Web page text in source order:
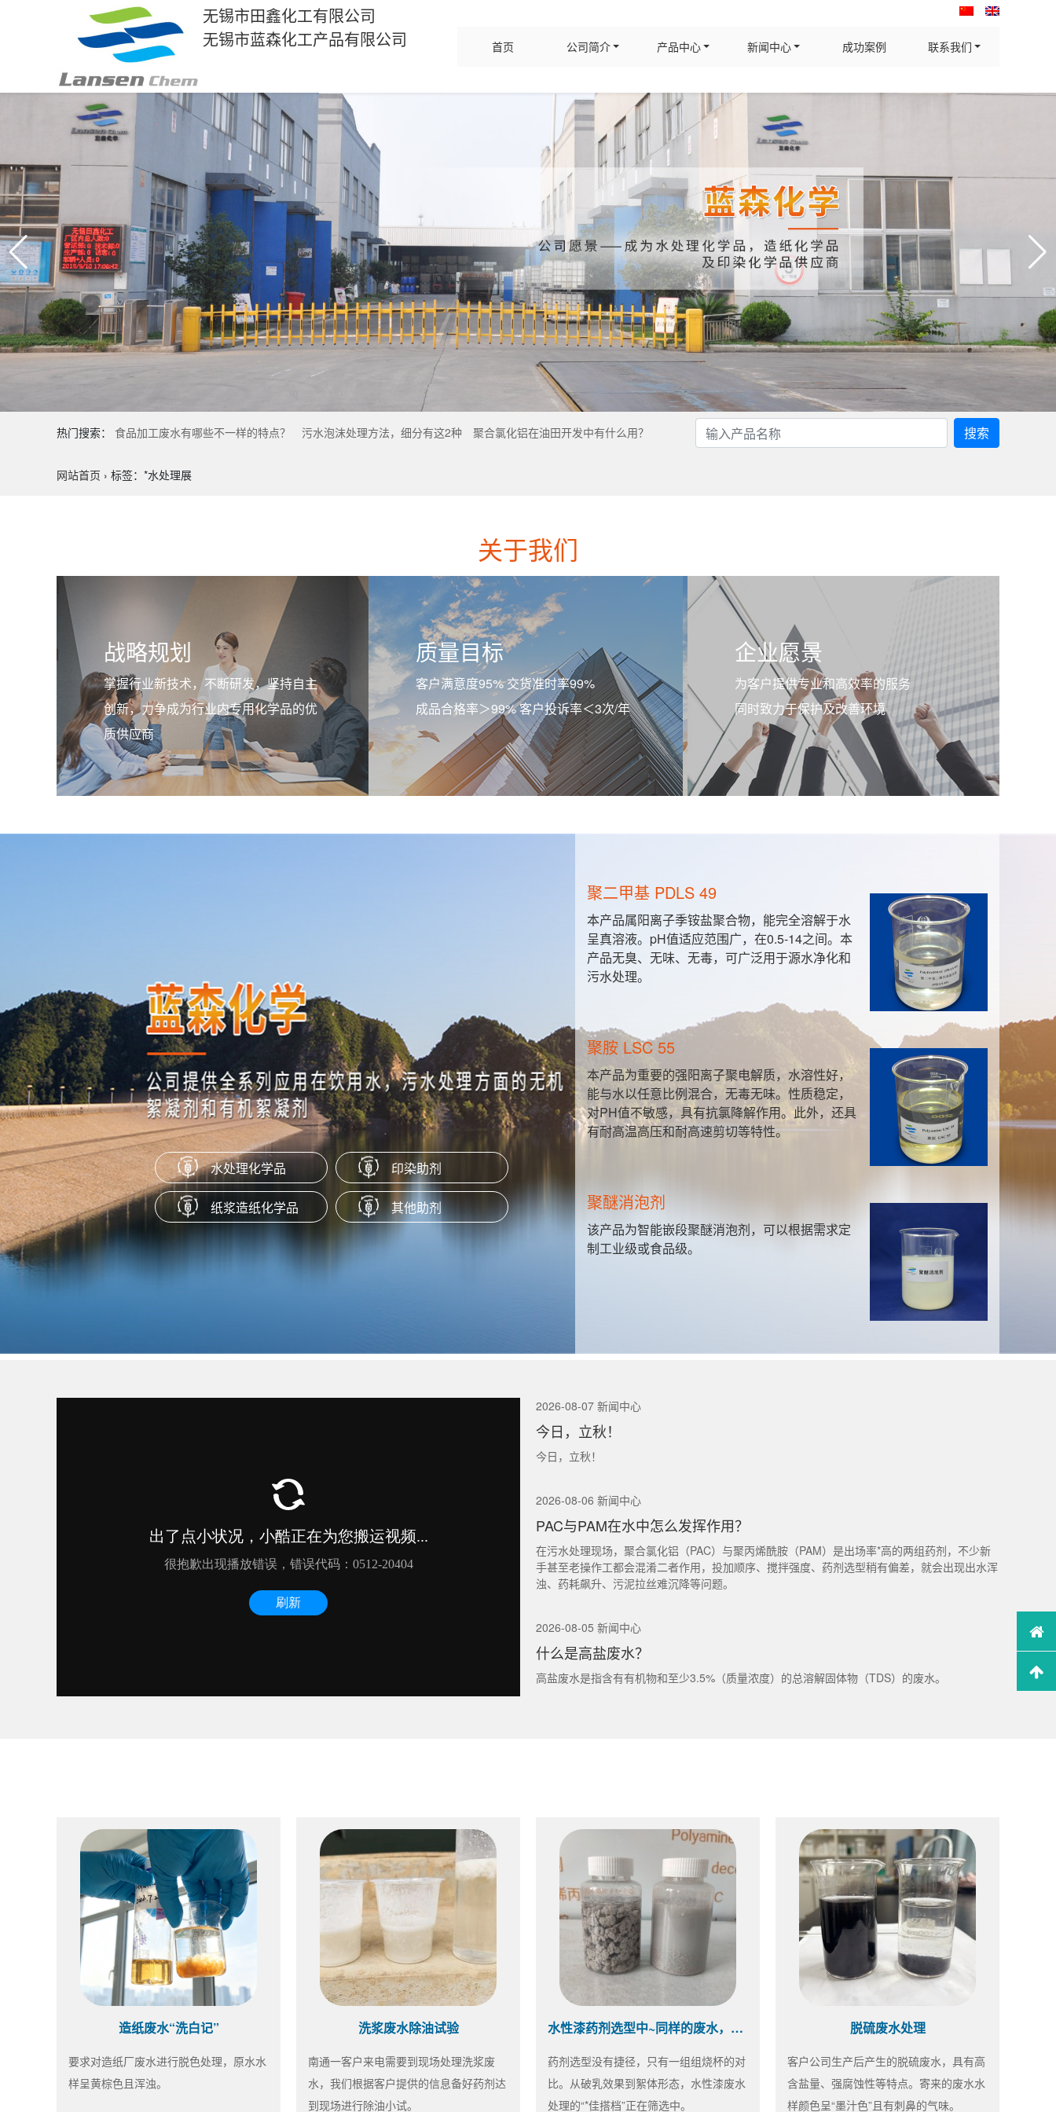
无锡市田鑫化工有限公司
无锡市蓝森化工产品有限公司
首页 公司简介 产品中心 新闻中心 成功案例 联系我们
热门搜索： 食品加工废水有哪些不一样的特点？ 污水泡沫处理方法，细分有这2种 聚合氯化铝在油田开发中有什么用？ 搜索
网站首页 › 标签：*水处理展
关于我们
战略规划
掌握行业新技术，不断研发，坚持自主
创新，力争成为行业内专用化学品的优
质供应商
质量目标
客户满意度95% 交货准时率99%
成品合格率＞99% 客户投诉率＜3次/年
企业愿景
为客户提供专业和高效率的服务
同时致力于保护及改善环境
水处理化学品 印染助剂
纸浆造纸化学品 其他助剂
橡胶隔离剂
本产品是一种通过特定工艺制成的水性硬脂酸
盐，适用于橡胶塑料产品作为抗粘剂、隔离剂、
脱模剂、防粘剂使用。
聚季铵盐系列（PQ-10）
产品为阳离子聚合物，易溶于水，在PH值很宽的
范围内保持很好的稳定性。
聚二甲基 PDLS 49
本产品属阳离子季铵盐聚合物，能完全溶解于水
呈真溶液。pH值适应范围广，在0.5-14之间。本
产品无臭、无味、无毒，可广泛用于源水净化和
污水处理。
聚胺 LSC 55
本产品为重要的强阳离子聚电解质，水溶性好，
能与水以任意比例混合，无毒无味。性质稳定，
对PH值不敏感，具有抗氯降解作用。此外，还具
有耐高温高压和耐高速剪切等特性。
聚醚消泡剂
该产品为智能嵌段聚醚消泡剂，可以根据需求定
制工业级或食品级。
2026-08-07 新闻中心
今日，立秋！
今日，立秋！
2026-08-06 新闻中心
PAC与PAM在水中怎么发挥作用？
在污水处理现场，聚合氯化铝（PAC）与聚丙烯酰胺（PAM）是出场率*高的两组药剂，不少新
手甚至老操作工都会混淆二者作用，投加顺序、搅拌强度、药剂选型稍有偏差，就会出现出水浑
浊、药耗飙升、污泥拉丝难沉降等问题。
2026-08-05 新闻中心
什么是高盐废水？
高盐废水是指含有有机物和至少3.5%（质量浓度）的总溶解固体物（TDS）的废水。
造纸废水“洗白记”
要求对造纸厂废水进行脱色处理，原水水
样呈黄棕色且浑浊。
洗浆废水除油试验
南通一客户来电需要到现场处理洗浆废
水，我们根据客户提供的信息备好药剂达
到现场进行除油小试。
水性漆药剂选型中~同样的废水，不同的效果
药剂选型没有捷径，只有一组组烧杯的对
比。从破乳效果到絮体形态，水性漆废水
处理的“*佳搭档”正在筛选中。
脱硫废水处理
客户公司生产后产生的脱硫废水，具有高
含盐量、强腐蚀性等特点。寄来的废水水
样颜色呈“墨汁色”且有刺鼻的气味。